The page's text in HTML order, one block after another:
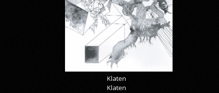
Klaten
Klaten